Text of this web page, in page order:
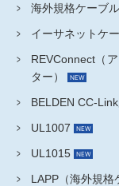
海外規格ケーブ
イーサネットケ
REVConnect（
ター）
BELDEN CC-
UL1007
UL1015
LAPP（海外規格